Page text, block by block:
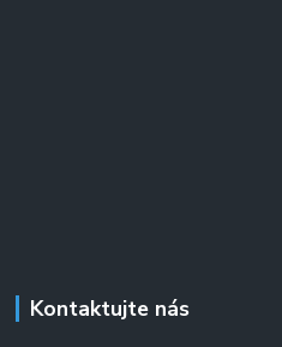
Kontaktujte nás